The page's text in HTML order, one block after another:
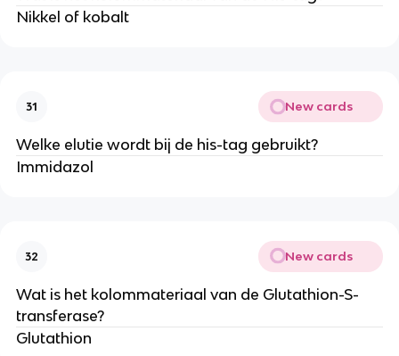
Nikkel of kobalt
31 New cards
Welke elutie wordt bij de his-tag gebruikt?
Immidazol
32 New cards
Wat is het kolommateriaal van de Glutathion-S-
transferase?
Glutathion